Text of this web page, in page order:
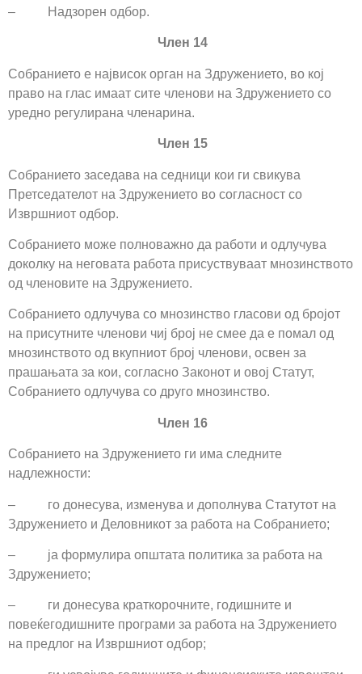
– Надзорен одбор.
Член 14
Собранието е највисок орган на Здружението, во кој
право на глас имаат сите членови на Здружението со
уредно регулирана членарина.
Член 15
Собранието заседава на седници кои ги свикува
Претседателот на Здружението во согласност со
Извршниот одбор.
Собранието може полноважно да работи и одлучува
доколку на неговата работа присуствуваат мнозинството
од членовите на Здружението.
Собранието одлучува со мнозинство гласови од бројот
на присутните членови чиј број не смее да е помал од
мнозинството од вкупниот број членови, освен за
прашањата за кои, согласно Законот и овој Статут,
Собранието одлучува со друго мнозинство.
Член 16
Собранието на Здружението ги има следните
надлежности:
– го донесува, изменува и дополнува Статутот на
Здружението и Деловникот за работа на Собранието;
– ја формулира општата политика за работа на
Здружението;
– ги донесува краткорочните, годишните и
повеќегодишните програми за работа на Здружението
на предлог на Извршниот одбор;